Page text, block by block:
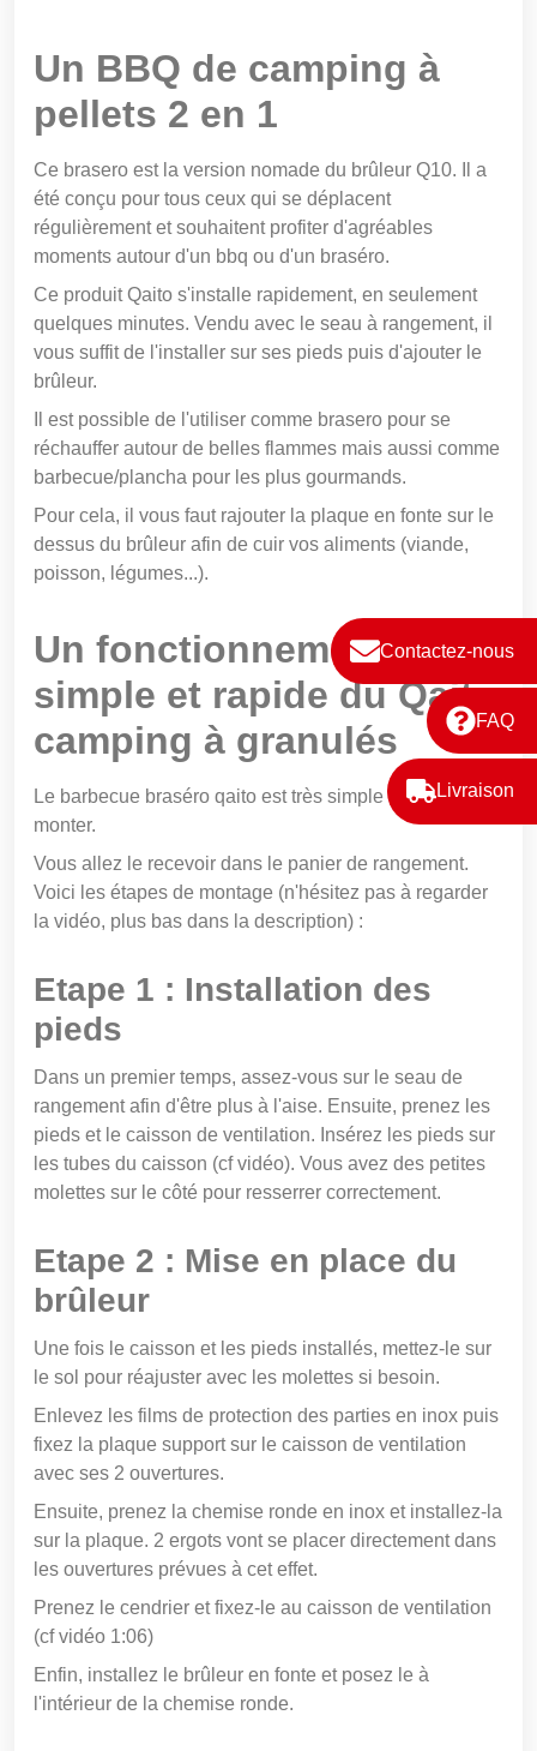
Contactez-nous
FAQ
Livraison
Un BBQ de camping à
pellets 2 en 1
Ce brasero est la version nomade du brûleur Q10. Il a
été conçu pour tous ceux qui se déplacent
régulièrement et souhaitent profiter d'agréables
moments autour d'un bbq ou d'un braséro.
Ce produit Qaito s'installe rapidement, en seulement
quelques minutes. Vendu avec le seau à rangement, il
vous suffit de l'installer sur ses pieds puis d'ajouter le
brûleur.
Il est possible de l'utiliser comme brasero pour se
réchauffer autour de belles flammes mais aussi comme
barbecue/plancha pour les plus gourmands.
Pour cela, il vous faut rajouter la plaque en fonte sur le
dessus du brûleur afin de cuir vos aliments (viande,
poisson, légumes...).
Un fonctionnement
simple et rapide du Qaito
camping à granulés
Le barbecue braséro qaito est très simple à utiliser et à
monter.
Vous allez le recevoir dans le panier de rangement.
Voici les étapes de montage (n'hésitez pas à regarder
la vidéo, plus bas dans la description) :
Etape 1 : Installation des
pieds
Dans un premier temps, assez-vous sur le seau de
rangement afin d'être plus à l'aise. Ensuite, prenez les
pieds et le caisson de ventilation. Insérez les pieds sur
les tubes du caisson (cf vidéo). Vous avez des petites
molettes sur le côté pour resserrer correctement.
Etape 2 : Mise en place du
brûleur
Une fois le caisson et les pieds installés, mettez-le sur
le sol pour réajuster avec les molettes si besoin.
Enlevez les films de protection des parties en inox puis
fixez la plaque support sur le caisson de ventilation
avec ses 2 ouvertures.
Ensuite, prenez la chemise ronde en inox et installez-la
sur la plaque. 2 ergots vont se placer directement dans
les ouvertures prévues à cet effet.
Prenez le cendrier et fixez-le au caisson de ventilation
(cf vidéo 1:06)
Enfin, installez le brûleur en fonte et posez le à
l'intérieur de la chemise ronde.